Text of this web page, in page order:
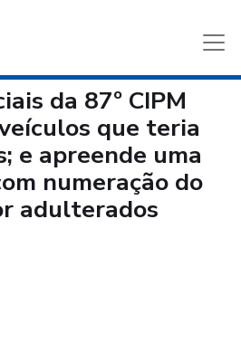
da 87º CIPM
que teria
e apreende uma
numeração do
adulterados